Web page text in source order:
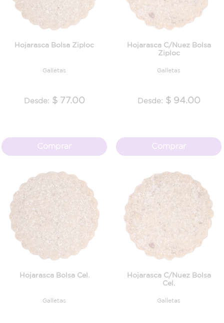
Hojarasca Bolsa Ziploc
Galletas
Desde: $ 77.00
Comprar
Hojarasca C/Nuez Bolsa
Ziploc
Galletas
Desde: $ 94.00
Comprar
Hojarasca Bolsa Cel.
Galletas
Hojarasca C/Nuez Bolsa
Cel.
Galletas